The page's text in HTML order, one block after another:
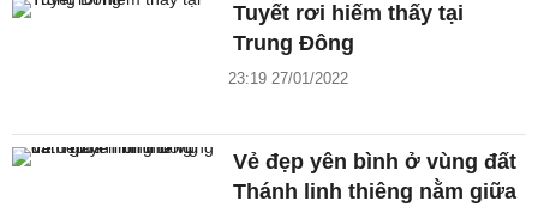
Tuyết rơi hiếm thấy tại
Trung Đông
23:19 27/01/2022
Vẻ đẹp yên bình ở vùng đất
Thánh linh thiêng nằm giữa